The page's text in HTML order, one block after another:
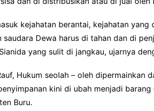
kejahatan berantai, kejahatan
saudara Dewa harus di tahan dan di
yang sulit di jangkau, ujarnya
Hukum seolah – oleh
kini di ubah menjadi
Buru.